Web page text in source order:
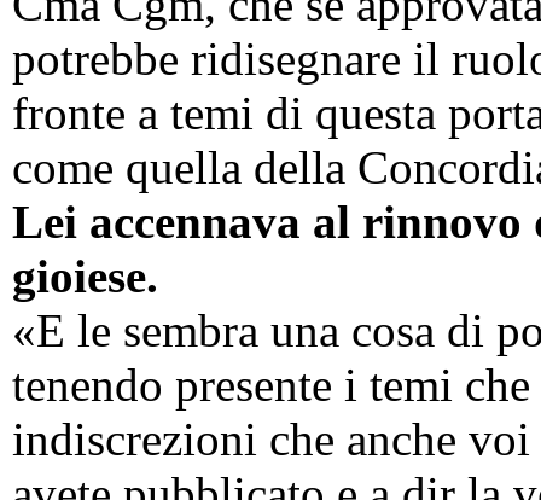
potrebbe ridisegnare il
fronte a temi di questa
come quella della
Lei accennava al
gioiese.
«E le sembra una cosa di
tenendo presente i temi
indiscrezioni che anche